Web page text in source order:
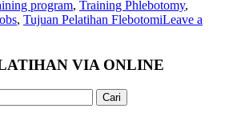
program, Training Phlebotomy,
, Tujuan Pelatihan FlebotomiLeave a
VIA ONLINE